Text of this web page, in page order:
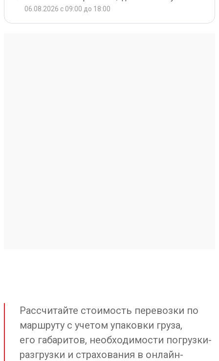
06.08.2026 с 09:00 до 18:00
Рассчитайте стоимость перевозки по
маршруту с учетом упаковки груза,
его габаритов, необходимости погрузки-
разгрузки и страхования в онлайн-